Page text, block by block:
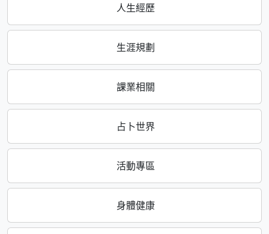
人生經歷
生涯規劃
課業相關
占卜世界
活動專區
身體健康